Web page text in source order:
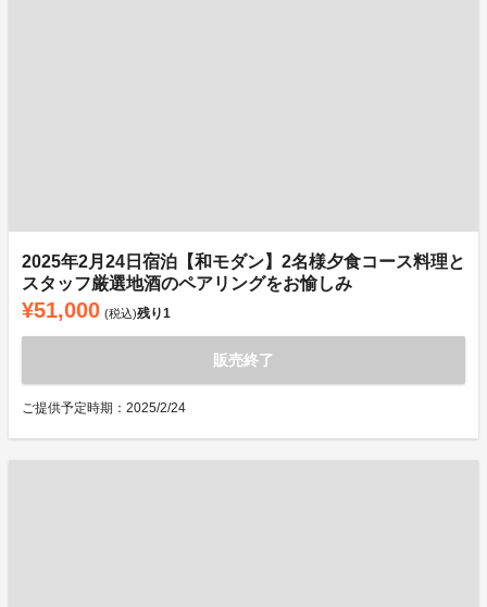
2025年2月24日宿泊【和モダン】2名様夕食コース料理と
スタッフ厳選地酒のペアリングをお愉しみ
¥51,000 (税込)残り1
販売終了
ご提供予定時期：2025/2/24